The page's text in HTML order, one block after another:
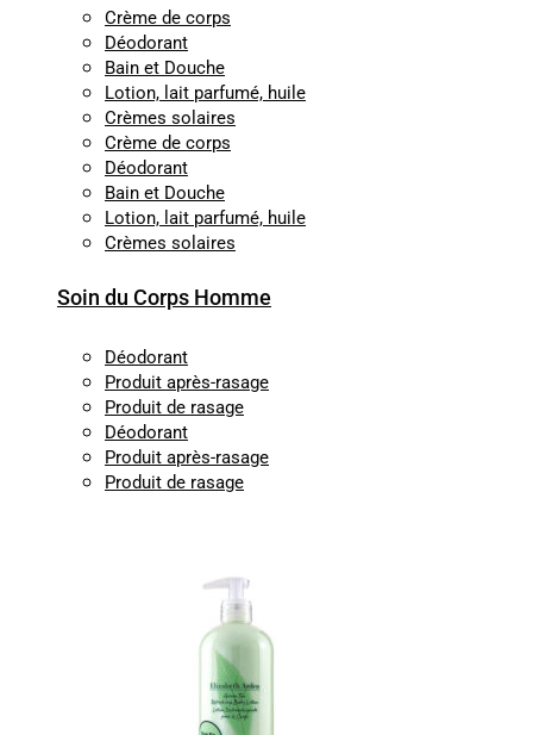
Crème de corps
Déodorant
Bain et Douche
Lotion, lait parfumé, huile
Crèmes solaires
Crème de corps
Déodorant
Bain et Douche
Lotion, lait parfumé, huile
Crèmes solaires
Soin du Corps Homme
Déodorant
Produit après-rasage
Produit de rasage
Déodorant
Produit après-rasage
Produit de rasage